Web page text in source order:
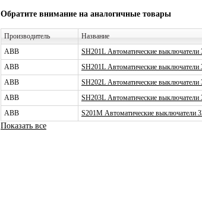
Обратите внимание на аналогичные товары
Производитель Название
ABB
SH201L Автоматические
ABB
SH201L Автоматические
ABB
SH202L Автоматические
ABB
SH203L Автоматические
ABB
S201M Автоматические выключатели
Показать все